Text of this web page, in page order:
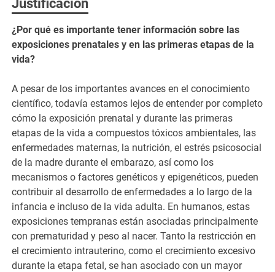
Justificación
¿Por qué es importante tener información sobre las
exposiciones prenatales y en las primeras etapas de la
vida?
A pesar de los importantes avances en el conocimiento
científico, todavía estamos lejos de entender por completo
cómo la exposición prenatal y durante las primeras
etapas de la vida a compuestos tóxicos ambientales, las
enfermedades maternas, la nutrición, el estrés psicosocial
de la madre durante el embarazo, así como los
mecanismos o factores genéticos y epigenéticos, pueden
contribuir al desarrollo de enfermedades a lo largo de la
infancia e incluso de la vida adulta. En humanos, estas
exposiciones tempranas están asociadas principalmente
con prematuridad y peso al nacer. Tanto la restricción en
el crecimiento intrauterino, como el crecimiento excesivo
durante la etapa fetal, se han asociado con un mayor